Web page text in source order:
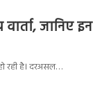
जानिए इन
रही है। दरअसल…